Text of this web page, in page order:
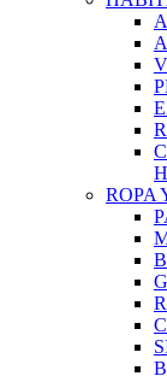
ROPA